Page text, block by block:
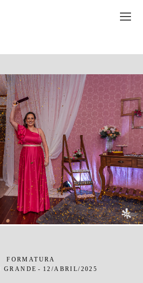
FORMATURA
GRANDE
12/ABRIL/2025